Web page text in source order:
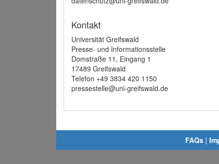
Kontakt
Universität Greifswald
Presse- und Informationsstelle
Domstraße 11, Eingang 1
17489 Greifswald
Telefon +49 3834 420 1150
pressestelle@uni-greifswald.de
FAQs |